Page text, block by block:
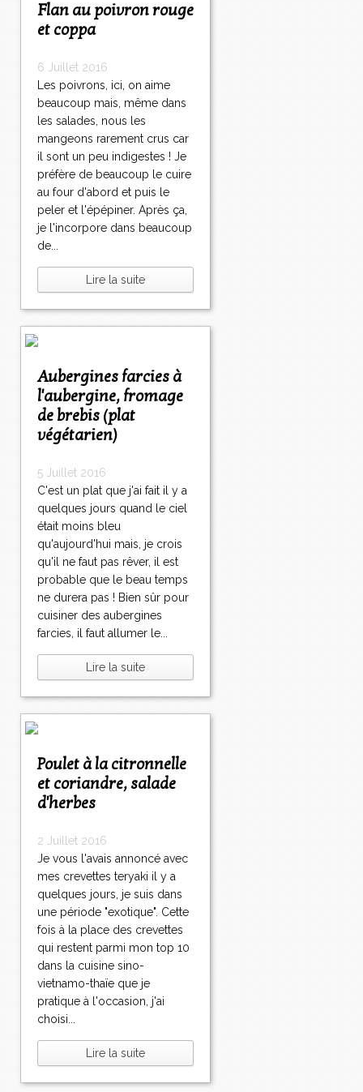
Flan au poivron rouge
et coppa
6 Juillet 2016
Les poivrons, ici, on aime
beaucoup mais, même dans
les salades, nous les
mangeons rarement crus car
il sont un peu indigestes ! Je
préfère de beaucoup le cuire
au four d'abord et puis le
peler et l'épépiner. Après ça,
je l'incorpore dans beaucoup
de...
Lire la suite
Aubergines farcies à
l'aubergine, fromage
de brebis (plat
végétarien)
5 Juillet 2016
C'est un plat que j'ai fait il y a
quelques jours quand le ciel
était moins bleu
qu'aujourd'hui mais, je crois
qu'il ne faut pas rêver, il est
probable que le beau temps
ne durera pas ! Bien sûr pour
cuisiner des aubergines
farcies, il faut allumer le...
Lire la suite
Poulet à la citronnelle
et coriandre, salade
d'herbes
2 Juillet 2016
Je vous l'avais annoncé avec
mes crevettes teryaki il y a
quelques jours, je suis dans
une période "exotique". Cette
fois à la place des crevettes
qui restent parmi mon top 10
dans la cuisine sino-
vietnamo-thaïe que je
pratique à l'occasion, j'ai
choisi...
Lire la suite